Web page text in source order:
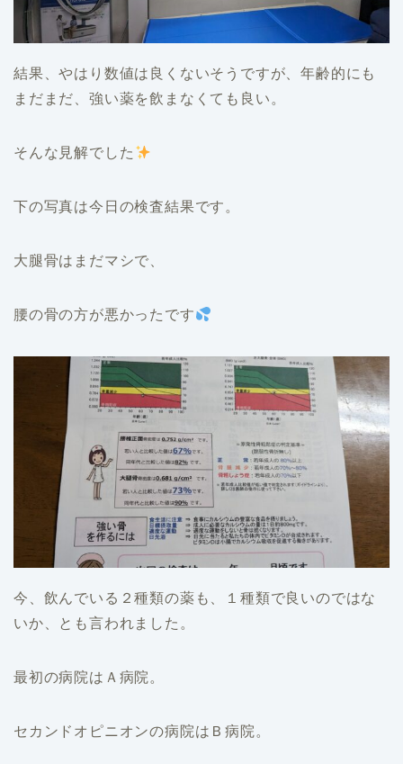
結果、やはり数値は良くないそうですが、年齢的にも
まだまだ、強い薬を飲まなくても良い。
そんな見解でした
下の写真は今日の検査結果です。
大腿骨はまだマシで、
腰の骨の方が悪かったです
今、飲んでいる２種類の薬も、１種類で良いのではな
いか、とも言われました。
最初の病院はＡ病院。
セカンドオピニオンの病院はＢ病院。